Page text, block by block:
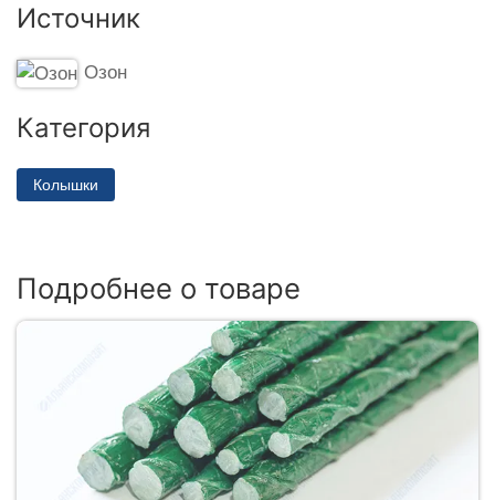
Источник
Озон
Категория
Колышки
Подробнее о товаре